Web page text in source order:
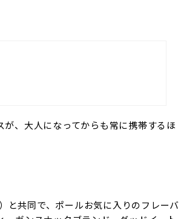
、大人になってからも常に携帯するほ
と共同で、ポールお気に入りのフレーバ